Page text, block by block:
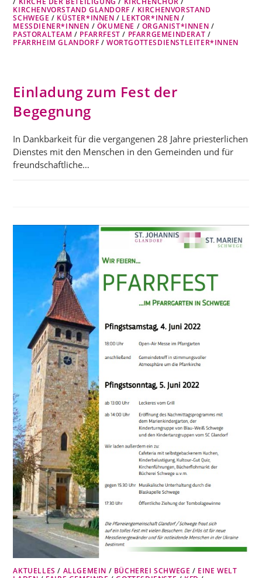
KIRCHENVORSTAND GLANDORF / KIRCHENVORSTAND
SCHWEGE / KÜSTER*INNEN / LEKTOR*INNEN /
MESSDIENER*INNEN / ÖKUMENE / ORGANIST*INNEN /
PASTORALTEAM / PFARRFEST / PFARRGEMEINDERAT /
PFARRHEIM GLANDORF /WORTGOTTESDIENSTLEITER*INNEN
Einladung zum Fest der
Begegnung
In Dankbarkeit für die vergangenen 28 Jahre priesterlichen
Dienstes mit den Menschen in den Gemeinden und für
freundschaftliche…
AKTUELLES / ALLGEMEIN / BÜCHEREI SCHWEGE / EINE WELT